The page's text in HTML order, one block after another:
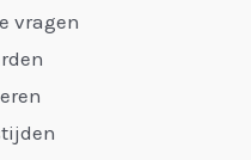
vragen